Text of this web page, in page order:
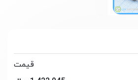
قیمت